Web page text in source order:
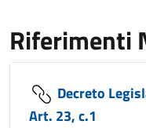
Riferimenti
Decreto
Art. 23, c.1